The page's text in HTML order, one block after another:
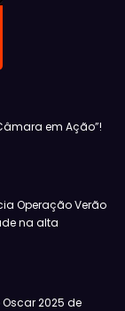
em Ação”!
Operação Verão
na alta
Oscar 2025 de